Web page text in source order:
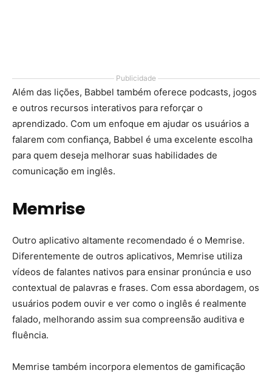
Publicidade
Além das lições, Babbel também oferece podcasts, jogos
e outros recursos interativos para reforçar o
aprendizado. Com um enfoque em ajudar os usuários a
falarem com confiança, Babbel é uma excelente escolha
para quem deseja melhorar suas habilidades de
comunicação em inglês.
Memrise
Outro aplicativo altamente recomendado é o Memrise.
Diferentemente de outros aplicativos, Memrise utiliza
vídeos de falantes nativos para ensinar pronúncia e uso
contextual de palavras e frases. Com essa abordagem, os
usuários podem ouvir e ver como o inglês é realmente
falado, melhorando assim sua compreensão auditiva e
fluência.
Memrise também incorpora elementos de gamificação